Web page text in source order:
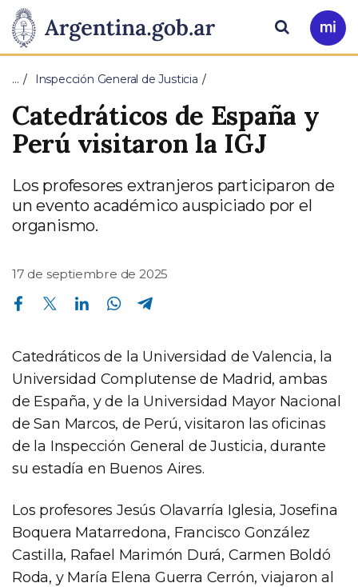
Presidencia
de
la
Nación
Pasar al contenido principal
Ir
a
Buscar
… Inspección General de Justicia
Catedráticos de España y
Perú visitaron la IGJ
Los profesores extranjeros participaron de
un evento académico auspiciado por el
organismo.
17 de septiembre de 2025
Compartir en Facebook Compartir en Twitter Compartir en Linkedin Compartir en Whatsapp
Catedráticos de la Universidad de Valencia, la
Universidad Complutense de Madrid, ambas
de España, y de la Universidad Mayor Nacional
de San Marcos, de Perú, visitaron las oficinas
de la Inspección General de Justicia, durante
su estadía en Buenos Aires.
Los profesores Jesús Olavarría Iglesia, Josefina
Boquera Matarredona, Francisco González
Castilla, Rafael Marimón Durá, Carmen Boldó
Roda, y María Elena Guerra Cerrón, viajaron al